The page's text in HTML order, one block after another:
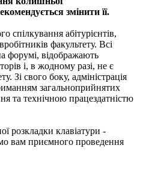
змінити її.
спілкування абітурієнтів,
факультету. Всі
форумі, відображають
і, в жодному разі, не є
Зі свого боку, адміністрація
загальноприйнятих
та технічною працездатністю
розкладки клавіатури -
вам приємного проведення